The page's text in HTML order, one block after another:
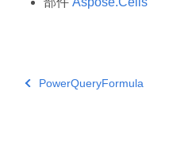
PowerQueryFormula